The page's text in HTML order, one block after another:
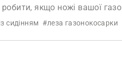
якщо ножі вашої
сидінням #леза газонокосарки